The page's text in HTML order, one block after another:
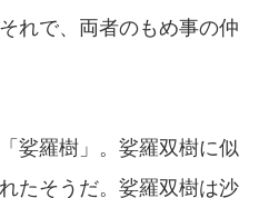
れで、両者のもめ事の仲
娑羅樹」。娑羅双樹に似
たそうだ。娑羅双樹は沙